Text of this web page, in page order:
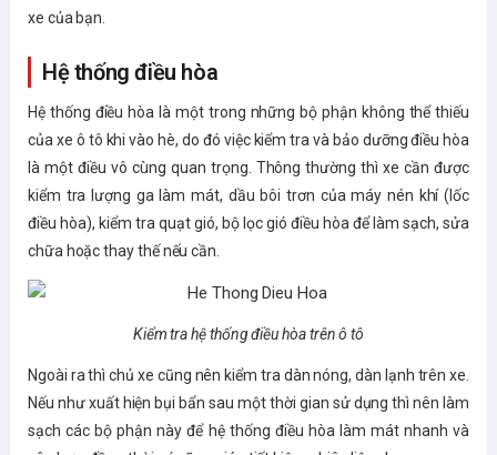
xe của bạn.
Hệ thống điều hòa
Hệ thống điều hòa là một trong những bộ phận không thể thiếu
của xe ô tô khi vào hè, do đó việc kiểm tra và bảo dưỡng điều hòa
là một điều vô cùng quan trọng. Thông thường thì xe cần được
kiểm tra lượng ga làm mát, dầu bôi trơn của máy nén khí (lốc
điều hòa), kiểm tra quạt gió, bộ lọc gió điều hòa để làm sạch, sửa
chữa hoặc thay thế nếu cần.
Kiểm tra hệ thống điều hòa trên ô tô
Ngoài ra thì chủ xe cũng nên kiểm tra dàn nóng, dàn lạnh trên xe.
Nếu như xuất hiện bụi bẩn sau một thời gian sử dụng thì nên làm
sạch các bộ phận này để hệ thống điều hòa làm mát nhanh và